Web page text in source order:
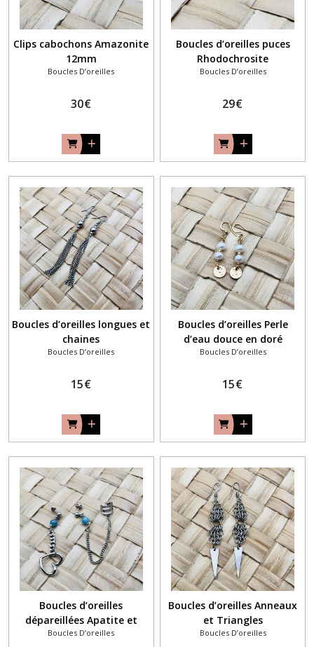
Clips cabochons Amazonite
12mm
Boucles D’oreilles
30€
Boucles d’oreilles puces
Rhodochrosite
Boucles D’oreilles
29€
Boucles d’oreilles longues et
chaines
Boucles D’oreilles
15€
Boucles d’oreilles Perle
d’eau douce en doré
Boucles D’oreilles
15€
Boucles d’oreilles
dépareillées Apatite et
coeur
Boucles D’oreilles
Boucles d’oreilles Anneaux
et Triangles
Boucles D’oreilles
Afficher
résultats